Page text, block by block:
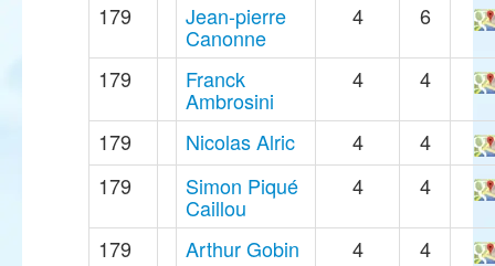
179 Jean-pierre
Canonne
4 6
179 Franck
Ambrosini
4 4
179 Nicolas Alric 4
4
179
Simon Piqué
Caillou
4 4
179 Arthur Gobin 4
4